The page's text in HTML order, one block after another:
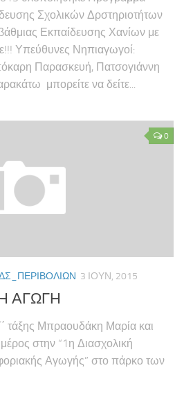
Σχολικών Δρστηριοτήτων
Εκπαίδευσης Χανίων με
Υπεύθυνες Νηπιαγωγοί:
Παρασκευή, Πατσογιάννη
μπορείτε να δείτε...
0
3 ΙΟΥΝ, 2015
ΑΓΩΓΗ
τάξης Μπραουδάκη Μαρία και
στην “1η Διασχολική
Αγωγής” στο πάρκο των